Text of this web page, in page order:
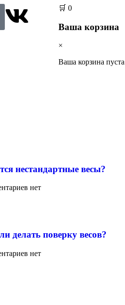
🛒 0
Ваша корзина
×
Ваша корзина пуста
нестандартные весы?
нет
делать поверку весов?
нет